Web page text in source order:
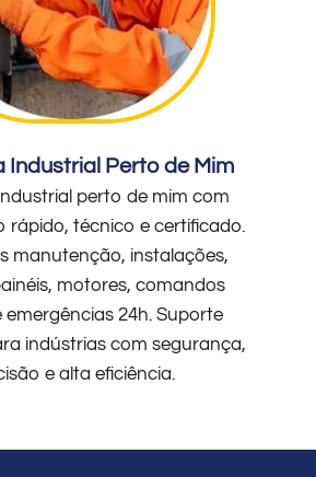
Industrial Perto de Mim
perto de mim com
rápido, técnico e certificado.
manutenção, instalações,
motores, comandos
emergências 24h. Suporte
indústrias com segurança,
e alta eficiência.